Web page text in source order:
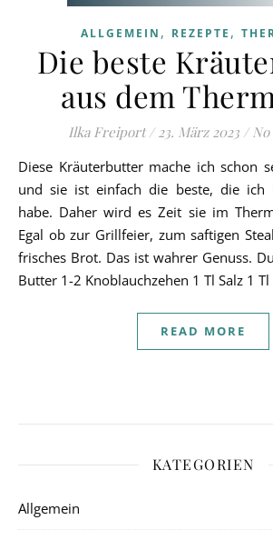
ALLGEMEIN , REZEPTE ,
Die beste
aus dem
Ilka Freiport / 23. März 2023 /
Diese Kräuterbutter mache ich schon seit über 20 Jahren
und sie ist einfach die beste, die ich
habe. Daher wird es Zeit sie im
Egal ob zur Grillfeier, zum saftigen
frisches Brot. Das ist wahrer Genuss.
Butter 1-2 Knoblauchzehen 1 Tl Salz 1
READ MORE
KATEGORIEN
Allgemein